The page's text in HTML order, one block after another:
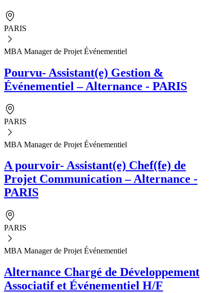
PARIS
MBA Manager de Projet Événementiel
Pourvu- Assistant(e) Gestion &
Événementiel – Alternance - PARIS
PARIS
MBA Manager de Projet Événementiel
A pourvoir- Assistant(e) Chef(fe) de
Projet Communication – Alternance -
PARIS
PARIS
MBA Manager de Projet Événementiel
Alternance Chargé de Développement
Associatif et Événementiel H/F